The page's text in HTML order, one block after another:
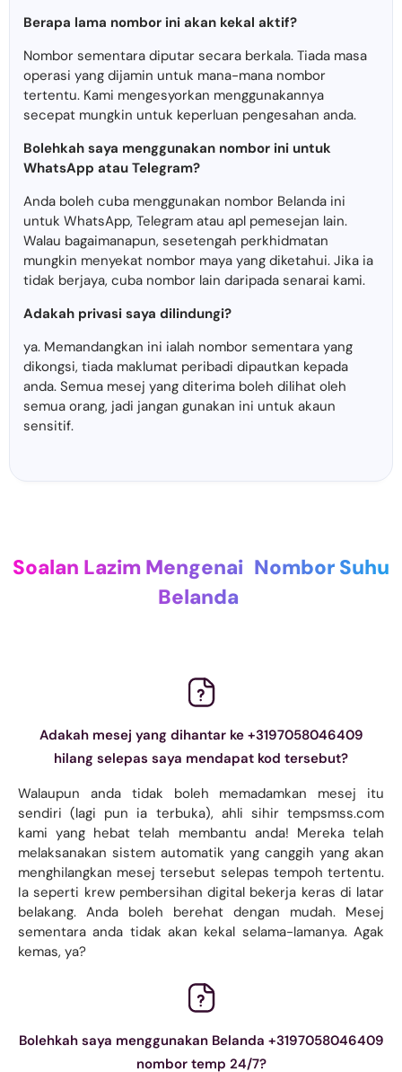
Berapa lama nombor ini akan kekal aktif?
Nombor sementara diputar secara berkala. Tiada masa
operasi yang dijamin untuk mana-mana nombor
tertentu. Kami mengesyorkan menggunakannya
secepat mungkin untuk keperluan pengesahan anda.
Bolehkah saya menggunakan nombor ini untuk
WhatsApp atau Telegram?
Anda boleh cuba menggunakan nombor Belanda ini
untuk WhatsApp, Telegram atau apl pemesejan lain.
Walau bagaimanapun, sesetengah perkhidmatan
mungkin menyekat nombor maya yang diketahui. Jika ia
tidak berjaya, cuba nombor lain daripada senarai kami.
Adakah privasi saya dilindungi?
ya. Memandangkan ini ialah nombor sementara yang
dikongsi, tiada maklumat peribadi dipautkan kepada
anda. Semua mesej yang diterima boleh dilihat oleh
semua orang, jadi jangan gunakan ini untuk akaun
sensitif.
Soalan Lazim Mengenai Nombor Suhu
Belanda
Adakah mesej yang dihantar ke +3197058046409
hilang selepas saya mendapat kod tersebut?
Walaupun anda tidak boleh memadamkan mesej itu
sendiri (lagi pun ia terbuka), ahli sihir tempsmss.com
kami yang hebat telah membantu anda! Mereka telah
melaksanakan sistem automatik yang canggih yang akan
menghilangkan mesej tersebut selepas tempoh tertentu.
Ia seperti krew pembersihan digital bekerja keras di latar
belakang. Anda boleh berehat dengan mudah. Mesej
sementara anda tidak akan kekal selama-lamanya. Agak
kemas, ya?
Bolehkah saya menggunakan Belanda +3197058046409
nombor temp 24/7?